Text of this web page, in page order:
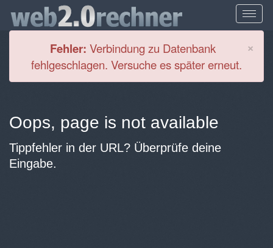
×
Fehler: Verbindung zu Datenbank
fehlgeschlagen. Versuche es später erneut.
Oops, page is not available
Tippfehler in der URL? Überprüfe deine
Eingabe.